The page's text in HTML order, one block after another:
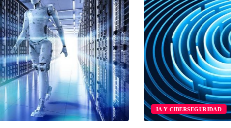
IA Y CIBERSEGURIDAD